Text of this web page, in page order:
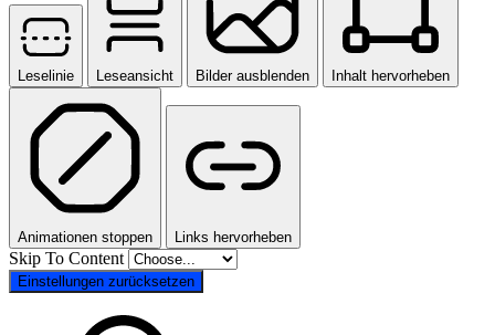
Leselinie Leseansicht Bilder ausblenden Inhalt hervorheben
Animationen stoppen Links hervorheben
Skip To Content
Einstellungen zurücksetzen